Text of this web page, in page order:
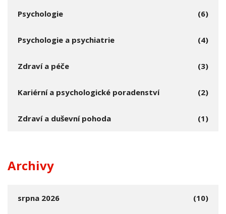
Psychologie (6)
Psychologie a psychiatrie (4)
Zdraví a péče (3)
Kariérní a psychologické poradenství (2)
Zdraví a duševní pohoda (1)
Archivy
srpna 2026 (10)